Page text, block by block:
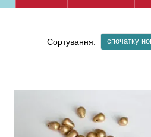
Сортування: спочатку